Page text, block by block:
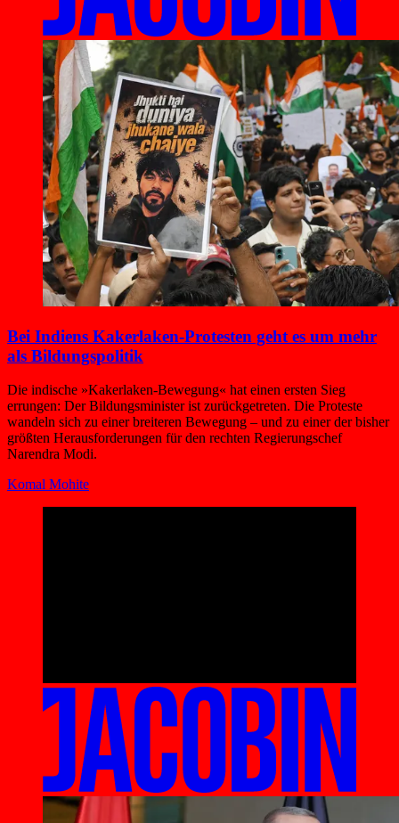
Bei Indiens Kakerlaken-Protesten geht es um mehr
als Bildungspolitik
Die indische »Kakerlaken-Bewegung« hat einen ersten Sieg
errungen: Der Bildungsminister ist zurückgetreten. Die Proteste
wandeln sich zu einer breiteren Bewegung – und zu einer der bisher
größten Herausforderungen für den rechten Regierungschef
Narendra Modi.
Komal Mohite